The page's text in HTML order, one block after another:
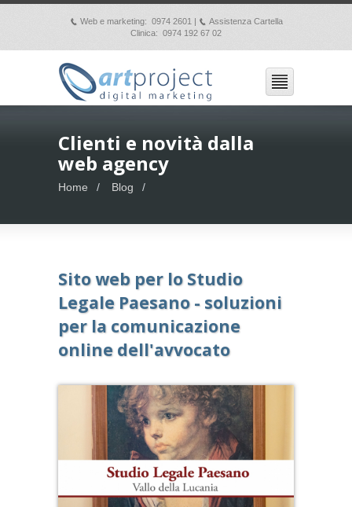
p Web e marketing: 0974 2601 | p
Assistenza Cartella
Clinica: 0974 192 67 02
Clienti e novità dalla
web agency
Home Blog
Sito web per lo Studio
Legale Paesano - soluzioni
per la comunicazione
online dell'avvocato